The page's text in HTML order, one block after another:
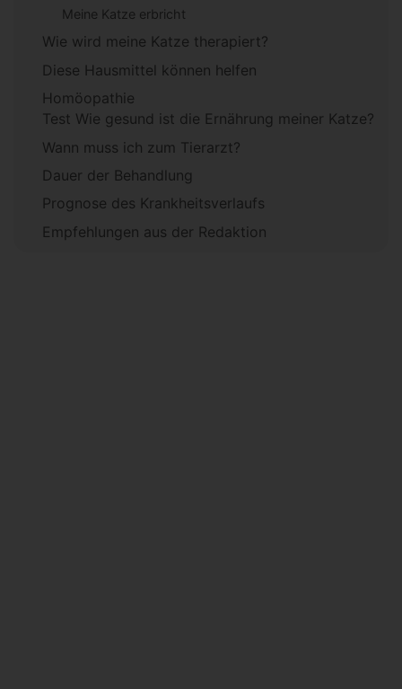
Meine Katze erbricht
Wie wird meine Katze therapiert?
Diese Hausmittel können helfen
Homöopathie
Test Wie gesund ist die Ernährung meiner Katze?
Wann muss ich zum Tierarzt?
Dauer der Behandlung
Prognose des Krankheitsverlaufs
Empfehlungen aus der Redaktion